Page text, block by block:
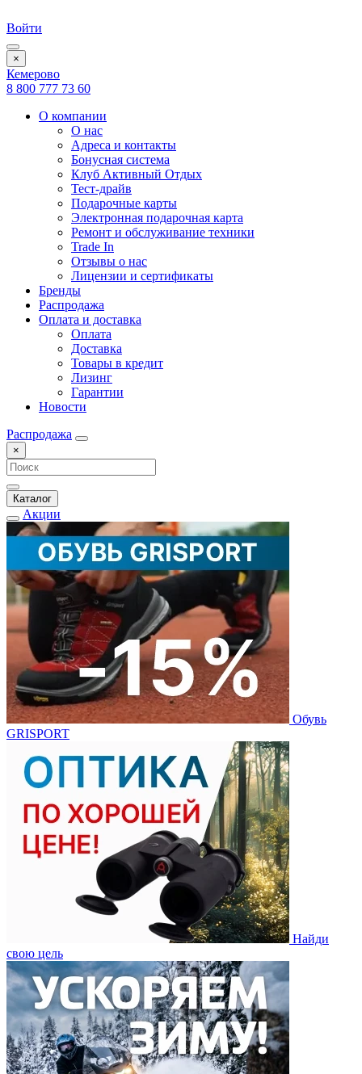
Войти
×
Кемерово
8 800 777 73 60
О компании
О нас
Адреса и контакты
Бонусная система
Клуб Активный Отдых
Тест-драйв
Подарочные карты
Электронная подарочная карта
Ремонт и обслуживание техники
Trade In
Отзывы о нас
Лицензии и сертификаты
Бренды
Распродажа
Оплата и доставка
Оплата
Доставка
Товары в кредит
Лизинг
Гарантии
Новости
Распродажа
×
Каталог
Акции
Обувь
GRISPORT
Найди
свою цель